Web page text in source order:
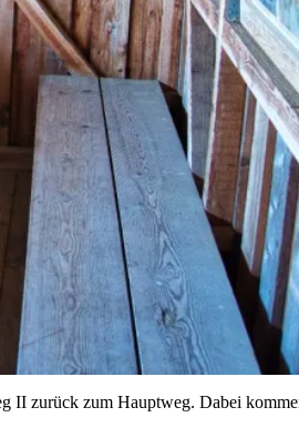
II zurück zum Hauptweg. Dabei